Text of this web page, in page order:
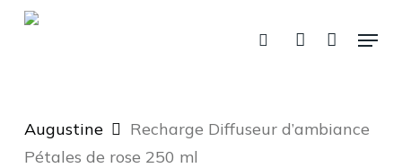
Skip
rechercheaccountMenu
Augustine
Recharge Diffuseur d’ambiance
Pétales de rose 250 ml